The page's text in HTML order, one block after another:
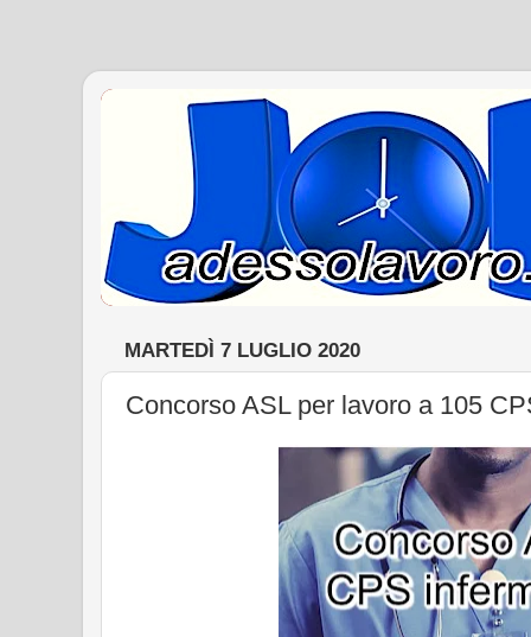
MARTEDÌ 7 LUGLIO 2020
Concorso ASL per lavoro a 105